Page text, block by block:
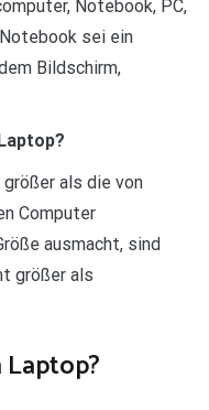
Notebook, PC,
Notebook sei ein
Bildschirm,
als die von
Computer
ausmacht, sind
größer als